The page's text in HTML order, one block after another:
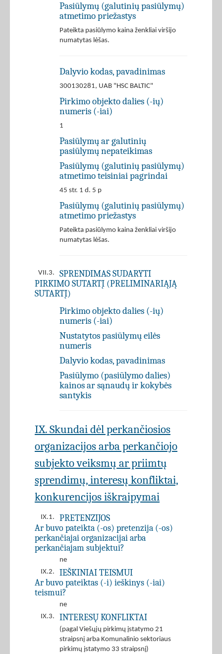
Pasiūlymų (galutinių pasiūlymų)
atmetimo priežastys
Pateikta pasiūlymo kaina ženkliai viršijo
numatytas lėšas.
Dalyvio kodas, pavadinimas
300130281, UAB "HSC BALTIC"
Pirkimo objekto dalies (-ių)
numeris (-iai)
1
Pasiūlymų ar galutinių
pasiūlymų nepateikimas
Pasiūlymų (galutinių pasiūlymų)
atmetimo teisiniai pagrindai
45 str. 1 d. 5 p
Pasiūlymų (galutinių pasiūlymų)
atmetimo priežastys
Pateikta pasiūlymo kaina ženkliai viršijo
numatytas lėšas.
VII.3.
SPRENDIMAS SUDARYTI
PIRKIMO SUTARTĮ (PRELIMINARIĄJĄ
SUTARTĮ)
Pirkimo objekto dalies (-ių)
numeris (-iai)
Nustatytos pasiūlymų eilės
numeris
Dalyvio kodas, pavadinimas
Pasiūlymo (pasiūlymo dalies)
kainos ar sąnaudų ir kokybės
santykis
IX. Skundai dėl perkančiosios
organizacijos arba perkančiojo
subjekto veiksmų ar priimtų
sprendimų, interesų konfliktai,
konkurencijos iškraipymai
IX.1.
PRETENZIJOS
Ar buvo pateikta (-os) pretenzija (-os)
perkančiajai organizacijai arba
perkančiajam subjektui?
ne
IX.2.
IEŠKINIAI TEISMUI
Ar buvo pateiktas (-i) ieškinys (-iai)
teismui?
ne
IX.3.
INTERESŲ KONFLIKTAI
(pagal Viešųjų pirkimų įstatymo 21
straipsnį arba Komunalinio sektoriaus
pirkimų įstatymo 33 straipsnį)